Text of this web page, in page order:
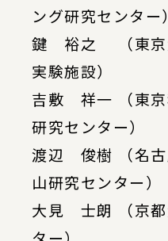
ング研究センター
鍵 裕之 （東京
実験施設）
吉敷 祥一 （東京
研究センター）
渡辺 俊樹 （名古
山研究センター）
大見 士朗 （京都